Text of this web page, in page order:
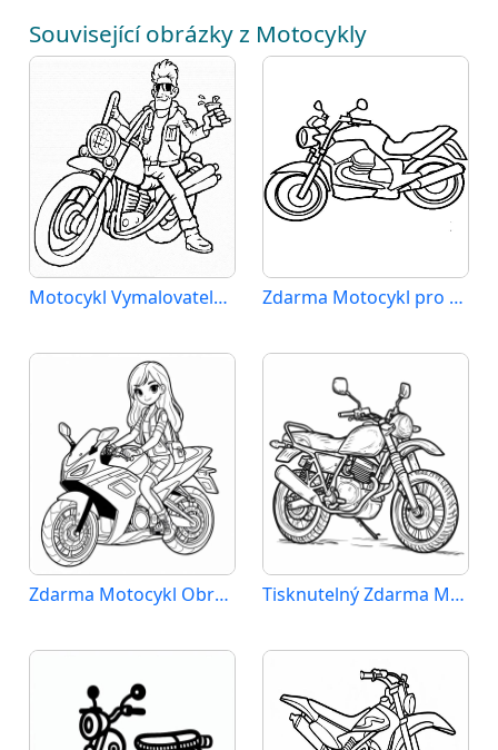
Související obrázky z Motocykly
Motocykl Vymalovatelné pro Děti Zdarma Motocykl pro Malé Děti
Zdarma Motocykl Obrázek Tisknutelný Zdarma Motocykl